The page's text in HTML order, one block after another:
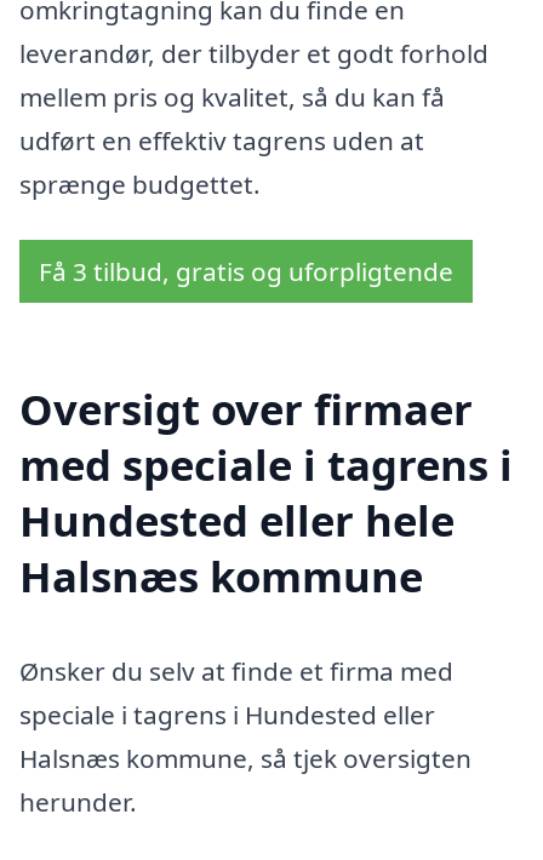
omkringtagning kan du finde en
leverandør, der tilbyder et godt forhold
mellem pris og kvalitet, så du kan få
udført en effektiv tagrens uden at
sprænge budgettet.
Få 3 tilbud, gratis og uforpligtende
Oversigt over firmaer
med speciale i tagrens i
Hundested eller hele
Halsnæs kommune
Ønsker du selv at finde et firma med
speciale i tagrens i Hundested eller
Halsnæs kommune, så tjek oversigten
herunder.